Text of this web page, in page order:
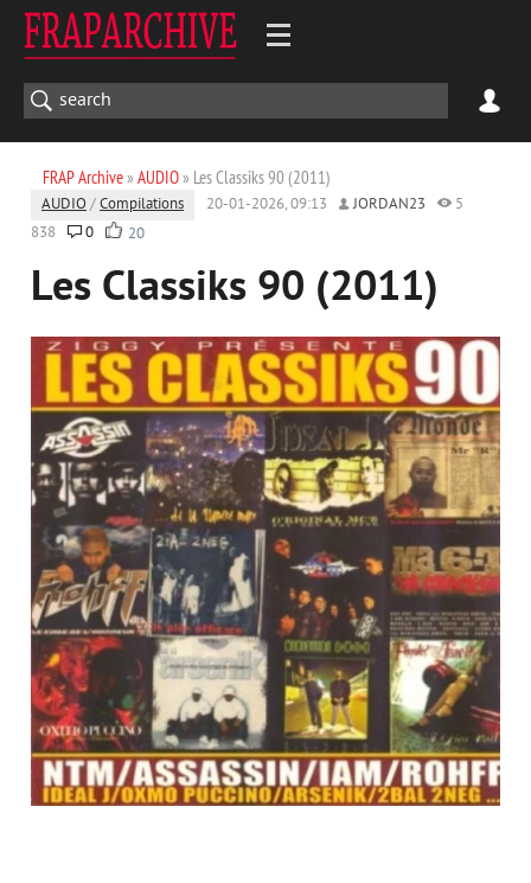
FRAP Archive» AUDIO» Les Classiks 90 (2011)
AUDIO /Compilations 20-01-2026, 09:13 JORDAN23
5
838
0 20
Les Classiks 90 (2011)